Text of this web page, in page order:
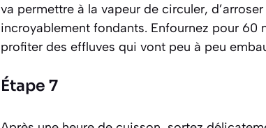
va permettre à la vapeur de circuler,
incroyablement fondants. Enfournez pour 60
profiter des effluves qui vont peu à peu
Étape 7